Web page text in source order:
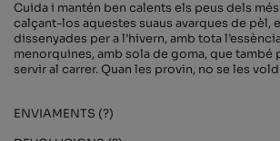
Cuida i mantén ben calents els peus dels
calçant-los aquestes suaus avarques de pèl,
dissenyades per a l’hivern, amb tota
menorquines, amb sola de goma, que també
servir al carrer. Quan les provin, no se les
ENVIAMENTS (?)